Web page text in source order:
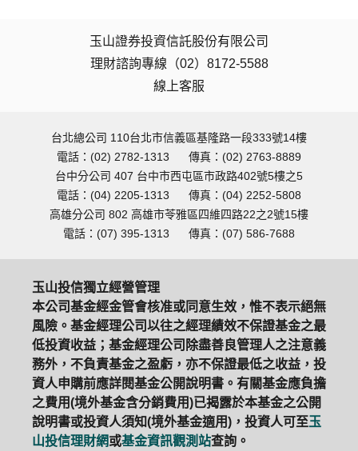
玉山證券投資信託股份有限公司
理財諮詢專線（02）8172-5588
線上客服
台北總公司 110台北市信義區基隆路一段333號14樓
電話：(02) 2782-1313
傳真：(02) 2763-8889
台中分公司 407 台中市西屯區市政路402號5樓之5
電話：(04) 2205-1313
傳真：(04) 2252-5808
高雄分公司 802 高雄市苓雅區四維四路22之2號15樓
電話：(07) 395-1313
傳真：(07) 586-7688
玉山投信獨立經營管理
本公司基金經金管會核准或同意生效，惟不表示絕無
風險。基金經理公司以往之經理績效不保證基金之最
低投資收益；基金經理公司除盡善良管理人之注意義
務外，不負責基金之盈虧，亦不保證最低之收益，投
資人申購前應詳閱基金公開說明書。有關基金應負擔
之費用(境外基金含分銷費用)已揭露於本基金之公開
說明書或投資人須知(境外基金適用)，投資人可至玉
山投信理財網或基金資訊觀測站查詢。